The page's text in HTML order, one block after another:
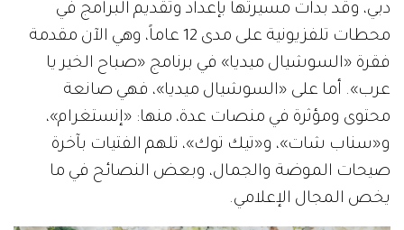
دبي، وقد بدأت مسيرتها بإعداد وتقديم البرامج في
محطات تلفزيونية على مدى 12 عاماً، وهي الآن مقدمة
فقرة «السوشيال ميديا» في برنامج «صباح الخير يا
عرب». أما على «السوشيال ميديا»، فهي صانعة
محتوى ومؤثرة في منصات عدة، منها: «إنستغرام»،
و«سناب شات»، و«تيك توك»، تلهم الفتيات بآخرة
صيحات الموضة والجمال، وبعض النصائح في ما
يخص المجال الإعلامي.